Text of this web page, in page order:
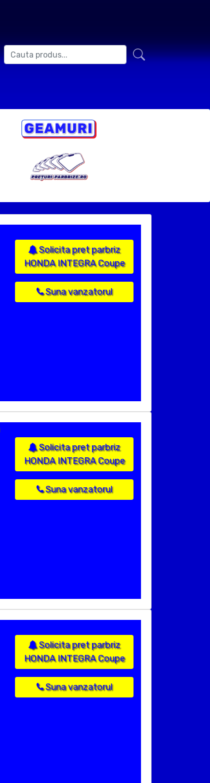
Solicita pret parbriz
HONDA INTEGRA Coupe
Suna vanzatorul
Solicita pret parbriz
HONDA INTEGRA Coupe
Suna vanzatorul
Solicita pret parbriz
HONDA INTEGRA Coupe
Suna vanzatorul